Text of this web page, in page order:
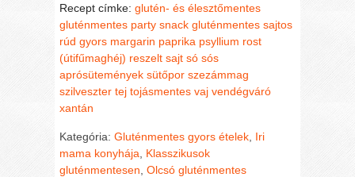
Recept címke:glutén- és élesztőmentes
gluténmentes party snack gluténmentes sajtos
rúd gyors margarin paprika psyllium rost
(útifűmaghéj) reszelt sajt só sós
aprósütemények sütőpor szezámmag
szilveszter tej tojásmentes vaj vendégváró
xantán
Kategória:Gluténmentes gyors ételek Iri
mama konyhája
Klasszikusok
gluténmentesen ,Olcsó gluténmentes